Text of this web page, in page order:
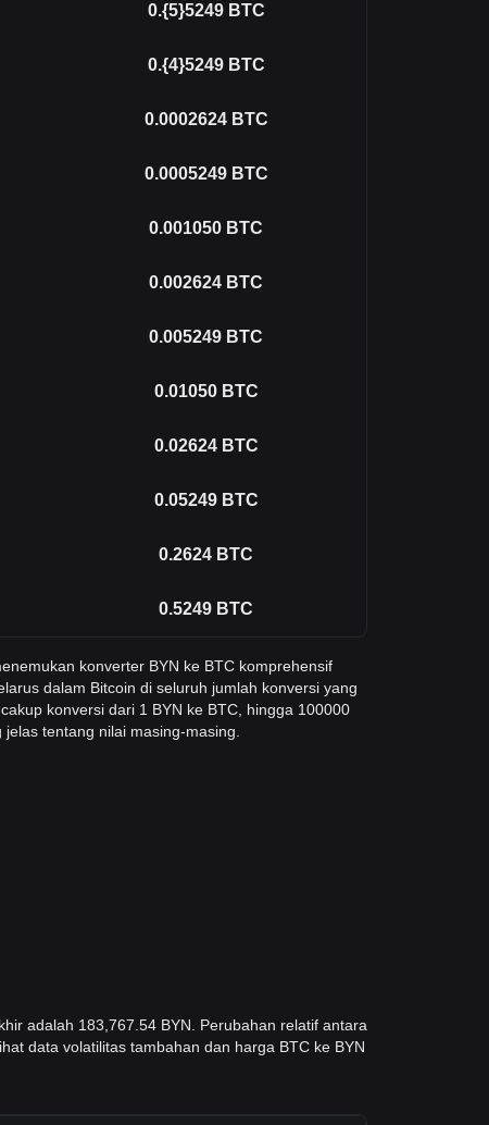
0.{5}5249 BTC
0.{4}5249 BTC
0.0002624 BTC
0.0005249 BTC
0.001050 BTC
0.002624 BTC
0.005249 BTC
0.01050 BTC
0.02624 BTC
0.05249 BTC
0.2624 BTC
0.5249 BTC
konverter BYN ke BTC komprehensif
dalam Bitcoin di seluruh jumlah konversi yang
konversi dari 1 BYN ke BTC, hingga 100000
tentang nilai masing-masing.
adalah 183,767.54 BYN. Perubahan relatif antara
data volatilitas tambahan dan harga BTC ke BYN